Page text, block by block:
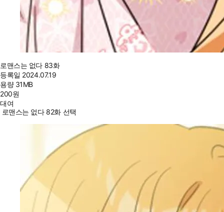
로맨스는 없다 83화
등록일 2024.07.19
용량 31MB
200원
대여
로맨스는 없다 82화 선택